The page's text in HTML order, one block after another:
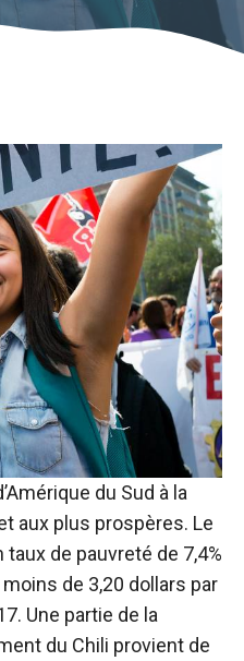
du Sud à la
aux plus prospères. Le
de pauvreté de 7,4%
de 3,20 dollars par
Une partie de la
du Chili provient de